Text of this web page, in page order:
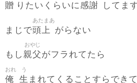
贈 りたいくらいに感謝 してま
まじで頭上
あたまあ
がらない
もし親父
おやじ
がフラれてたら
俺
おれ
生
う
まれてくることすらでき